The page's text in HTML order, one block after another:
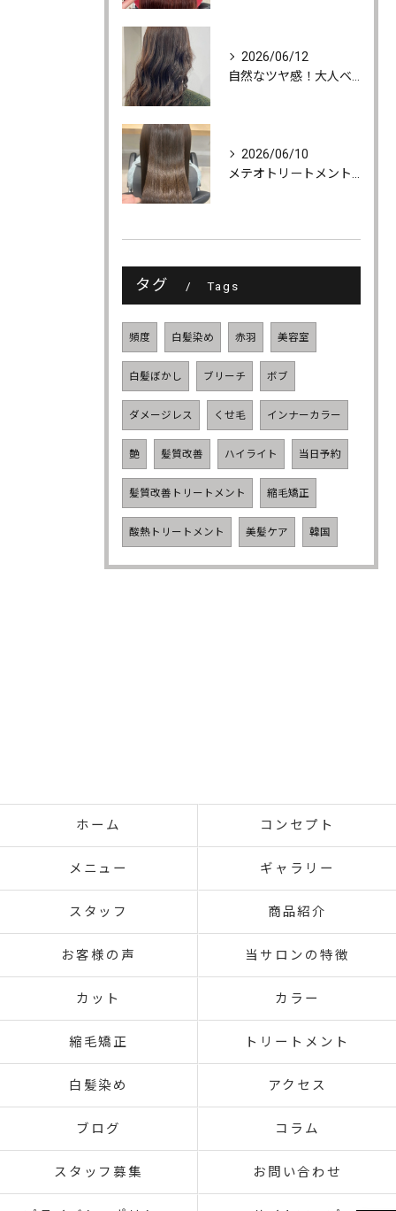
2026/06/12
2026/06/10
タグ Tags
頻度 白髪染め 赤羽 美容室
白髪ぼかし ブリーチ ボブ
ダメージレス くせ毛 インナーカラー
艶 髪質改善 ハイライト 当日予約
髪質改善トリートメント 縮毛矯正
酸熱トリートメント 美髪ケア 韓国
ホーム コンセプト
メニュー ギャラリー
スタッフ 商品紹介
お客様の声 当サロンの特徴
カット カラー
縮毛矯正 トリートメント
白髪染め アクセス
ブログ コラム
スタッフ募集 お問い合わせ